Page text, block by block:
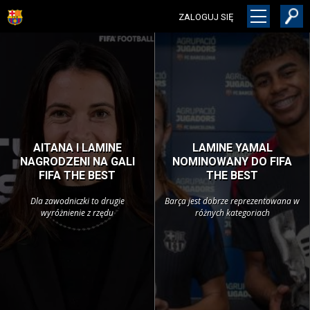
ZALOGUJ SIĘ
AITANA I LAMINE
NAGRODZENI NA GALI
FIFA THE BEST
Dla zawodniczki to drugie
wyróżnienie z rzędu
LAMINE YAMAL
NOMINOWANY DO FIFA
THE BEST
Barça jest dobrze reprezentowana w
różnych kategoriach